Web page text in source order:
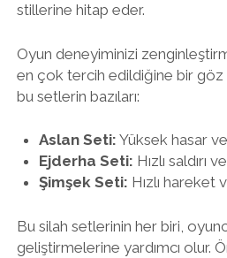
stillerine hitap eder.
Oyun deneyiminizi
en çok tercih edildiğine bir göz
bu setlerin bazıları:
Aslan Seti: Yüksek hasar ve
Ejderha Seti: Hızlı saldırı
Şimşek Seti: Hızlı hareket
Bu silah setlerinin her biri,
geliştirmelerine yardımcı olur.